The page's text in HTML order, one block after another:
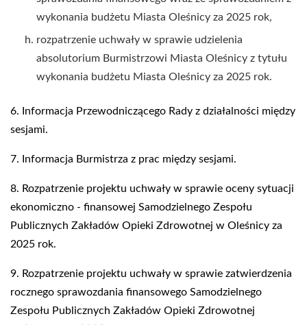
wykonania budżetu Miasta Oleśnicy za 2025 rok,
rozpatrzenie uchwały w sprawie udzielenia
absolutorium Burmistrzowi Miasta Oleśnicy z tytułu
wykonania budżetu Miasta Oleśnicy za 2025 rok.
6. Informacja Przewodniczącego Rady z działalności między
sesjami.
7. Informacja Burmistrza z prac między sesjami.
8. Rozpatrzenie projektu uchwały w sprawie oceny sytuacji
ekonomiczno - finansowej Samodzielnego Zespołu
Publicznych Zakładów Opieki Zdrowotnej w Oleśnicy za
2025 rok.
9. Rozpatrzenie projektu uchwały w sprawie zatwierdzenia
rocznego sprawozdania finansowego Samodzielnego
Zespołu Publicznych Zakładów Opieki Zdrowotnej